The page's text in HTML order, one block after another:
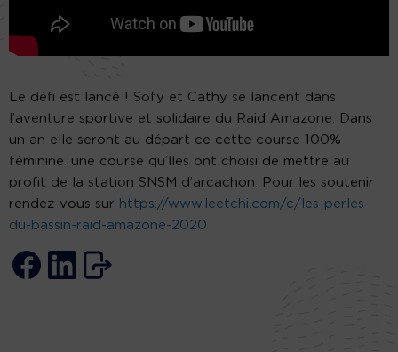
Le défi est lancé ! Sofy et Cathy se lancent dans
l’aventure sportive et solidaire du Raid Amazone. Dans
un an elle seront au départ ce cette course 100%
féminine. une course qu’lles ont choisi de mettre au
profit de la station SNSM d’arcachon. Pour les soutenir
rendez-vous sur https://www.leetchi.com/c/les-perles-
du-bassin-raid-amazone-2020